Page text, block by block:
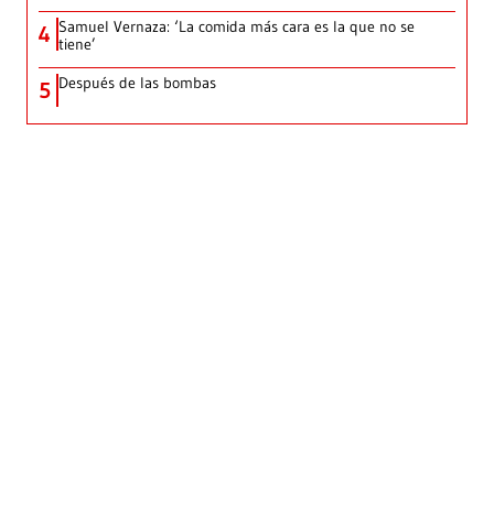
4 Samuel Vernaza: ‘La comida más cara es la que no se
tiene’
5 Después de las bombas